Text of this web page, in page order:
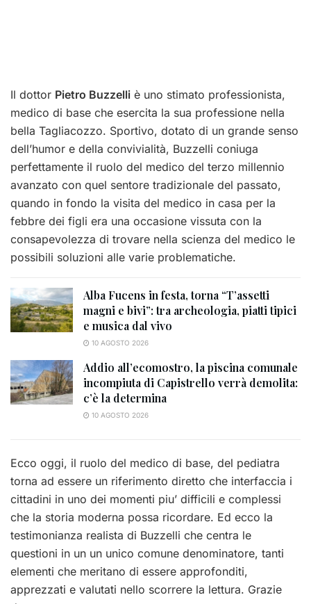
Il dottor Pietro Buzzelli è uno stimato professionista,
medico di base che esercita la sua professione nella
bella Tagliacozzo. Sportivo, dotato di un grande senso
dell’humor e della convivialità, Buzzelli coniuga
perfettamente il ruolo del medico del terzo millennio
avanzato con quel sentore tradizionale del passato,
quando in fondo la visita del medico in casa per la
febbre dei figli era una occasione vissuta con la
consapevolezza di trovare nella scienza del medico le
possibili soluzioni alle varie problematiche.
Alba Fucens in festa, torna “T’assetti
magni e bivi”: tra archeologia, piatti tipici
e musica dal vivo
10 AGOSTO 2026
Addio all’ecomostro, la piscina comunale
incompiuta di Capistrello verrà demolita:
c’è la determina
10 AGOSTO 2026
Ecco oggi, il ruolo del medico di base, del pediatra
torna ad essere un riferimento diretto che interfaccia i
cittadini in uno dei momenti piu’ difficili e complessi
che la storia moderna possa ricordare. Ed ecco la
testimonianza realista di Buzzelli che centra le
questioni in un un unico comune denominatore, tanti
elementi che meritano di essere approfonditi,
apprezzati e valutati nello scorrere la lettura. Grazie